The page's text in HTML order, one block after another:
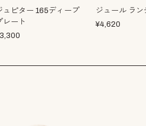
ュピター 165ディープ
レート
ジュール ラ
¥4,620